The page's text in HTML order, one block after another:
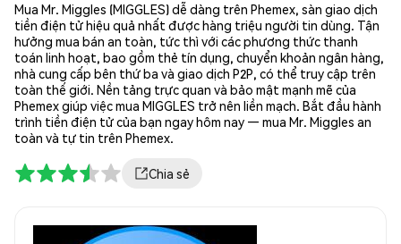
Mua Mr. Miggles (MIGGLES) dễ dàng trên Phemex, sàn giao dịch
tiền điện tử hiệu quả nhất được hàng triệu người tin dùng. Tận
hưởng mua bán an toàn, tức thì với các phương thức thanh
toán linh hoạt, bao gồm thẻ tín dụng, chuyển khoản ngân hàng,
nhà cung cấp bên thứ ba và giao dịch P2P, có thể truy cập trên
toàn thế giới. Nền tảng trực quan và bảo mật mạnh mẽ của
Phemex giúp việc mua MIGGLES trở nên liền mạch. Bắt đầu hành
trình tiền điện tử của bạn ngay hôm nay — mua Mr. Miggles an
toàn và tự tin trên Phemex.
Chia sẻ